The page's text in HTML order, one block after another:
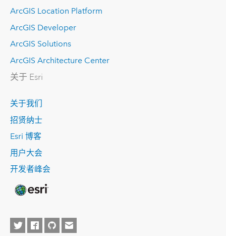
ArcGIS Location Platform
ArcGIS Developer
ArcGIS Solutions
ArcGIS Architecture Center
关于 Esri
关于我们
招贤纳士
Esri 博客
用户大会
开发者峰会